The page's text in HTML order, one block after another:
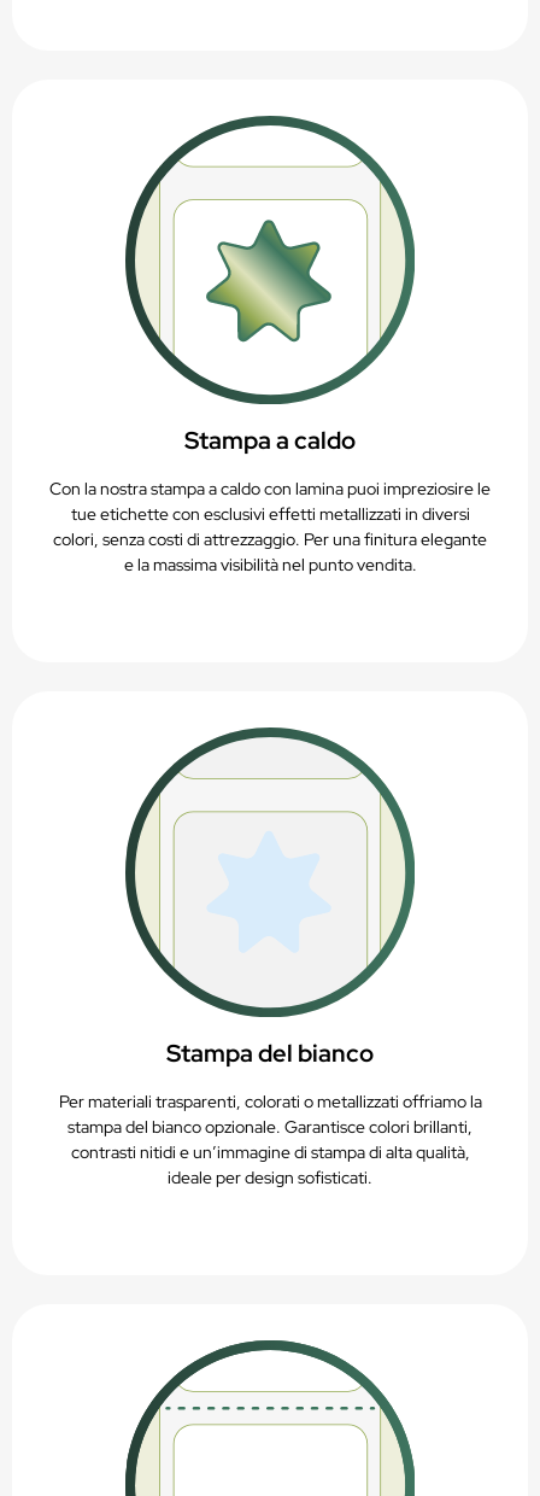
Stampa a caldo
Con la nostra stampa a caldo con lamina puoi impreziosire le
tue etichette con esclusivi effetti metallizzati in diversi
colori, senza costi di attrezzaggio. Per una finitura elegante
e la massima visibilità nel punto vendita.
Stampa del bianco
Per materiali trasparenti, colorati o metallizzati offriamo la
stampa del bianco opzionale. Garantisce colori brillanti,
contrasti nitidi e un’immagine di stampa di alta qualità,
ideale per design sofisticati.